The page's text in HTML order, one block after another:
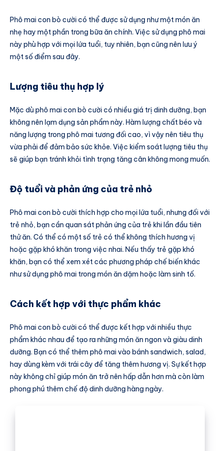
Phô mai con bò cười có thể được sử dụng như một món ăn
nhẹ hay một phần trong bữa ăn chính. Việc sử dụng phô mai
này phù hợp với mọi lứa tuổi, tuy nhiên, bạn cũng nên lưu ý
một số điểm sau đây.
Lượng tiêu thụ hợp lý
Mặc dù phô mai con bò cười có nhiều giá trị dinh dưỡng, bạn
không nên lạm dụng sản phẩm này. Hàm lượng chất béo và
năng lượng trong phô mai tương đối cao, vì vậy nên tiêu thụ
vừa phải để đảm bảo sức khỏe. Việc kiểm soát lượng tiêu thụ
sẽ giúp bạn tránh khỏi tình trạng tăng cân không mong muốn.
Độ tuổi và phản ứng của trẻ nhỏ
Phô mai con bò cười thích hợp cho mọi lứa tuổi, nhưng đối với
trẻ nhỏ, bạn cần quan sát phản ứng của trẻ khi lần đầu tiên
thử ăn. Có thể có một số trẻ có thể không thích hương vị
hoặc gặp khó khăn trong việc nhai. Nếu thấy trẻ gặp khó
khăn, bạn có thể xem xét các phương pháp chế biến khác
như sử dụng phô mai trong món ăn dặm hoặc làm sinh tố.
Cách kết hợp với thực phẩm khác
Phô mai con bò cười có thể được kết hợp với nhiều thực
phẩm khác nhau để tạo ra những món ăn ngon và giàu dinh
dưỡng. Bạn có thể thêm phô mai vào bánh sandwich, salad,
hay dùng kèm với trái cây để tăng thêm hương vị. Sự kết hợp
này không chỉ giúp món ăn trở nên hấp dẫn hơn mà còn làm
phong phú thêm chế độ dinh dưỡng hàng ngày.